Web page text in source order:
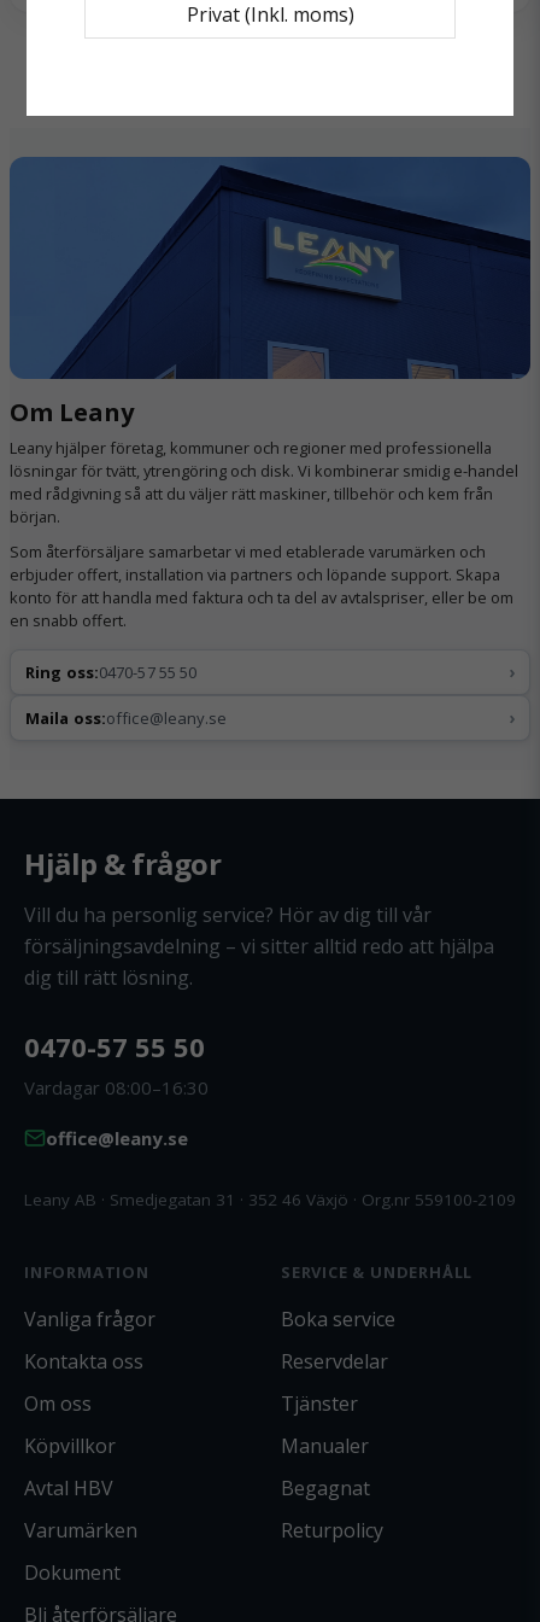
utblåsningsfilter
Ja, ni får publicera min fråga
Om Leany
Leany hjälper företag, kommuner och regioner med professionella
lösningar för tvätt, ytrengöring och disk. Vi kombinerar smidig e-handel
med rådgivning så att du väljer rätt maskiner, tillbehör och kem från
början.
Som återförsäljare samarbetar vi med etablerade varumärken och
erbjuder offert, installation via partners och löpande support. Skapa
konto för att handla med faktura och ta del av avtalspriser, eller be om
en snabb offert.
Ring oss:0470-57 55 50 ›
Maila oss:office@leany.se ›
Privat (Inkl. moms)
Hjälp & frågor
Vill du ha personlig service? Hör av dig till vår
försäljningsavdelning – vi sitter alltid redo att hjälpa
dig till rätt lösning.
0470-57 55 50
Vardagar 08:00–16:30
office@leany.se
Leany AB · Smedjegatan 31 · 352 46 Växjö · Org.nr 559100-2109
INFORMATION
Vanliga frågor
Kontakta oss
Om oss
Köpvillkor
Avtal HBV
Varumärken
Dokument
Bli återförsäljare
SERVICE & UNDERHÅLL
Boka service
Reservdelar
Tjänster
Manualer
Begagnat
Returpolicy